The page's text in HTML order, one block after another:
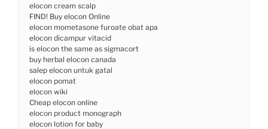
elocon cream scalp
FIND! Buy elocon Online
elocon mometasone furoate obat apa
elocon dicampur vitacid
is elocon the same as sigmacort
buy herbal elocon canada
salep elocon untuk gatal
elocon pomat
elocon wiki
Cheap elocon online
elocon product monograph
elocon lotion for baby